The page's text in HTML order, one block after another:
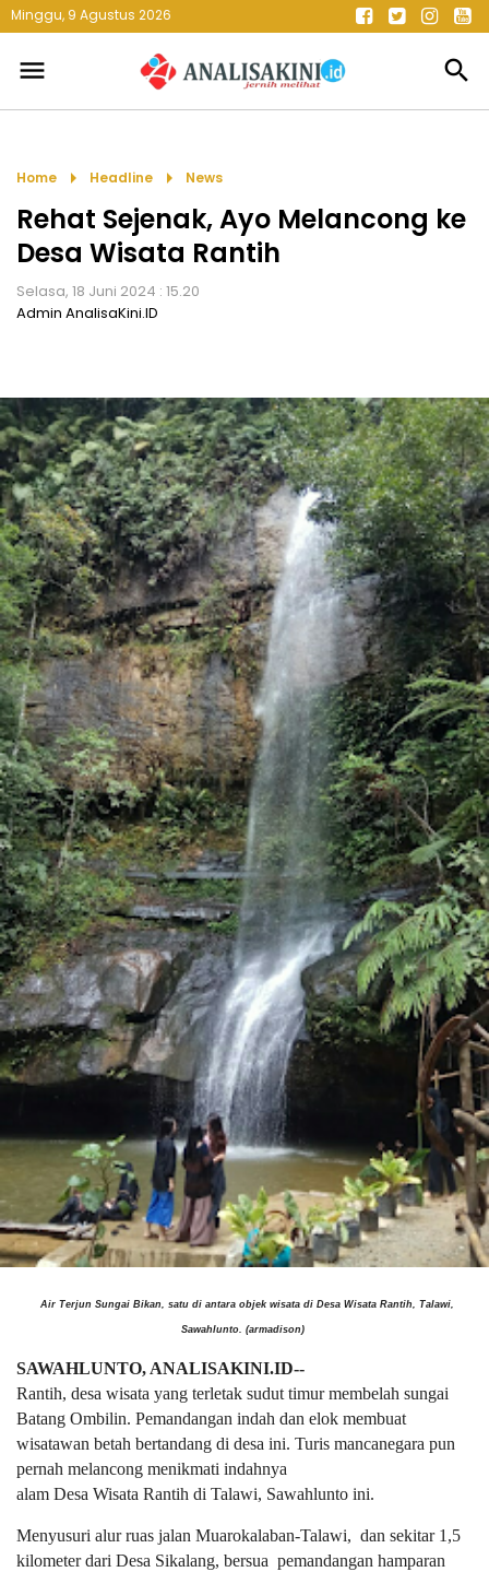
Minggu, 9 Agustus 2026
menu search
Home arrow_right Headline arrow_right News
Rehat Sejenak, Ayo Melancong ke
Desa Wisata Rantih
Selasa, 18 Juni 2024 : 15.20
Admin AnalisaKini.ID
Air Terjun Sungai Bikan, satu di antara objek wisata di Desa Wisata Rantih, Talawi,
Sawahlunto. (armadison)
SAWAHLUNTO, ANALISAKINI.ID--
Rantih, desa wisata yang terletak sudut timur membelah sungai
Batang Ombilin. Pemandangan indah dan elok membuat
wisatawan betah bertandang di desa ini. Turis mancanegara pun
pernah melancong menikmati indahnya
alam Desa Wisata Rantih di Talawi, Sawahlunto ini.
Menyusuri alur ruas jalan Muarokalaban-Talawi, dan sekitar 1,5
kilometer dari Desa Sikalang, bersua pemandangan hamparan